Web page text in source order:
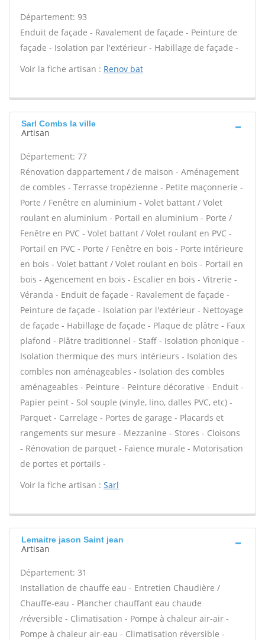
Département: 93
Enduit de façade - Ravalement de façade - Peinture de
façade - Isolation par l'extérieur - Habillage de façade -
Voir la fiche artisan : Renov bat
Sarl Combs la ville
Artisan
Département: 77
Rénovation dappartement / de maison - Aménagement
de combles - Terrasse tropézienne - Petite maçonnerie -
Porte / Fenêtre en aluminium - Volet battant / Volet
roulant en aluminium - Portail en aluminium - Porte /
Fenêtre en PVC - Volet battant / Volet roulant en PVC -
Portail en PVC - Porte / Fenêtre en bois - Porte intérieure
en bois - Volet battant / Volet roulant en bois - Portail en
bois - Agencement en bois - Escalier en bois - Vitrerie -
Véranda - Enduit de façade - Ravalement de façade -
Peinture de façade - Isolation par l'extérieur - Nettoyage
de façade - Habillage de façade - Plaque de plâtre - Faux
plafond - Plâtre traditionnel - Staff - Isolation phonique -
Isolation thermique des murs intérieurs - Isolation des
combles non aménageables - Isolation des combles
aménageables - Peinture - Peinture décorative - Enduit -
Papier peint - Sol souple (vinyle, lino, dalles PVC, etc) -
Parquet - Carrelage - Portes de garage - Placards et
rangements sur mesure - Mezzanine - Stores - Cloisons
- Rénovation de parquet - Faïence murale - Motorisation
de portes et portails -
Voir la fiche artisan : Sarl
Lemaitre jason Saint jean
Artisan
Département: 31
Installation de chauffe eau - Entretien Chaudière /
Chauffe-eau - Plancher chauffant eau chaude
/réversible - Climatisation - Pompe à chaleur air-air -
Pompe à chaleur air-eau - Climatisation réversible -